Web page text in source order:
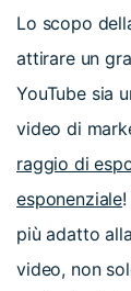
Lo scopo
attirare un
YouTube sia
video di
raggio di
esponenziale
più adatto
video, non